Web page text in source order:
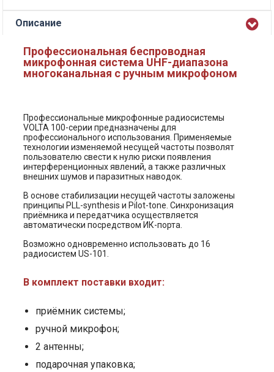
Описание
Профессиональная беспроводная
микрофонная система UHF-диапазона
многоканальная с ручным микрофоном
Профессиональные микрофонные радиосистемы
VOLTA 100-серии предназначены для
профессионального использования. Применяемые
технологии изменяемой несущей частоты позволят
пользователю свести к нулю риски появления
интерференционных явлений, а также различных
внешних шумов и паразитных наводок.
В основе стабилизации несущей частоты заложены
принципы PLL-synthesis и Pilot-tone. Синхронизация
приёмника и передатчика осуществляется
автоматически посредством ИК-порта.
Возможно одновременно использовать до 16
радиосистем US-101.
В комплект поставки входит:
приёмник системы;
ручной микрофон;
2 антенны;
подарочная упаковка;